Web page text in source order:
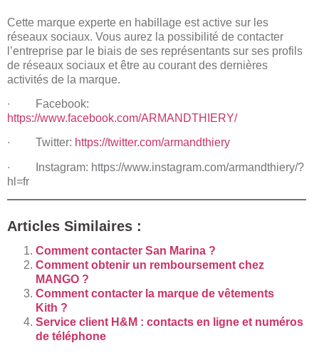
Cette marque experte en habillage est active sur les
réseaux sociaux. Vous aurez la possibilité de contacter
l’entreprise par le biais de ses représentants sur ses profils
de réseaux sociaux et être au courant des dernières
activités de la marque.
∙ Facebook:
https://www.facebook.com/ARMANDTHIERY/
∙ Twitter: https://twitter.com/armandthiery
∙ Instagram: https://www.instagram.com/armandthiery/?
hl=fr
Articles Similaires :
Comment contacter San Marina ?
Comment obtenir un remboursement chez
MANGO ?
Comment contacter la marque de vêtements
Kith ?
Service client H&M : contacts en ligne et numéros
de téléphone